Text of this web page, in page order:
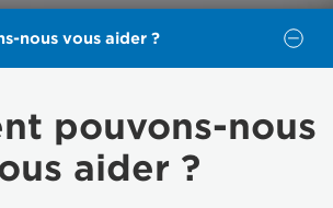
nous vous aider ?
pouvons-nous
aider ?